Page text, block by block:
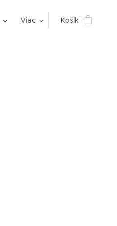
Viac Košík